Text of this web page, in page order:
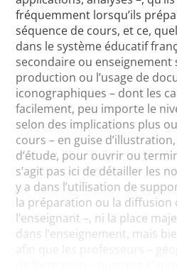
fréquemment lorsqu’ils
séquence de cours, et ce,
dans le système éducatif
secondaire ou enseignement
production ou l’usage de
iconographiques – dont les
facilement, peu importe le
selon des implications plus
cours – en guise
d’étude, pour ouvrir ou
s’agit pas ici de détailler les
y a dans l’utilisation de
la préparation ou la diffusion
l’enseignant –, ni la place
dans l’enseignement, mais